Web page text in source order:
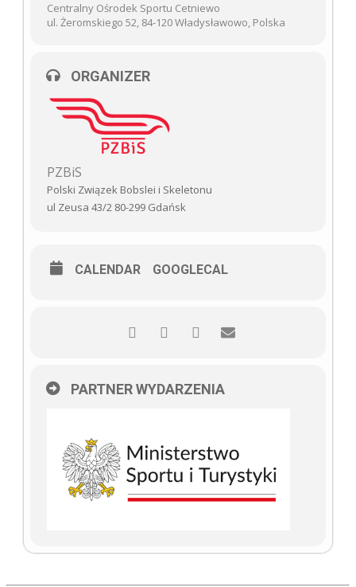
Centralny Ośrodek Sportu Cetniewo
ul. Żeromskiego 52, 84-120 Władysławowo, Polska
ORGANIZER
PZBiS
Polski Związek Bobslei i Skeletonu
ul Zeusa 43/2 80-299 Gdańsk
CALENDAR GOOGLECAL
PARTNER WYDARZENIA